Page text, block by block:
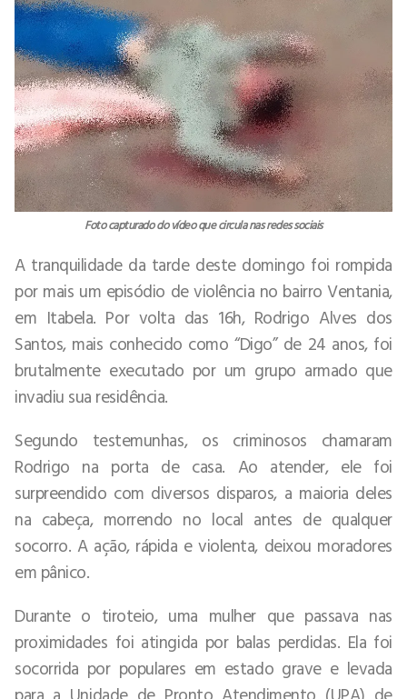
Foto capturado do vídeo que circula nas redes sociais
A tranquilidade da tarde deste domingo foi rompida
por mais um episódio de violência no bairro Ventania,
em Itabela. Por volta das 16h, Rodrigo Alves dos
Santos, mais conhecido como “Digo” de 24 anos, foi
brutalmente executado por um grupo armado que
invadiu sua residência.
Segundo testemunhas, os criminosos chamaram
Rodrigo na porta de casa. Ao atender, ele foi
surpreendido com diversos disparos, a maioria deles
na cabeça, morrendo no local antes de qualquer
socorro. A ação, rápida e violenta, deixou moradores
em pânico.
Durante o tiroteio, uma mulher que passava nas
proximidades foi atingida por balas perdidas. Ela foi
socorrida por populares em estado grave e levada